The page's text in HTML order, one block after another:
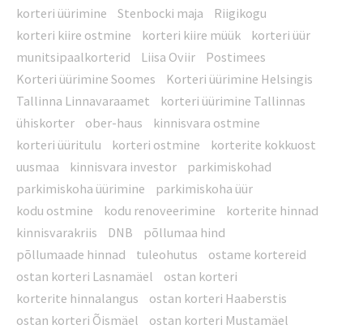
korteri üürimine
Stenbocki maja
Riigikogu
korteri kiire ostmine
korteri kiire müük
korteri üür
munitsipaalkorterid
Liisa Oviir
Postimees
Korteri üürimine Soomes
Korteri üürimine Helsingis
Tallinna Linnavaraamet
korteri üürimine Tallinnas
ühiskorter
ober-haus
kinnisvara ostmine
korteri üüritulu
korteri ostmine
korterite kokkuost
uusmaa
kinnisvara investor
parkimiskohad
parkimiskoha üürimine
parkimiskoha üür
kodu ostmine
kodu renoveerimine
korterite hinnad
kinnisvarakriis
DNB
põllumaa hind
põllumaade hinnad
tuleohutus
ostame kortereid
ostan korteri Lasnamäel
ostan korteri
korterite hinnalangus
ostan korteri Haaberstis
ostan korteri Õismäel
ostan korteri Mustamäel